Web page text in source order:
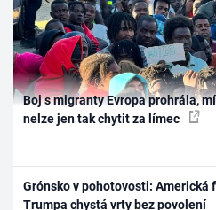
Boj s migranty Evropa prohrála,
nelze jen tak chytit za límec
Grónsko v pohotovosti: Americká
Trumpa chystá vrty bez povolení